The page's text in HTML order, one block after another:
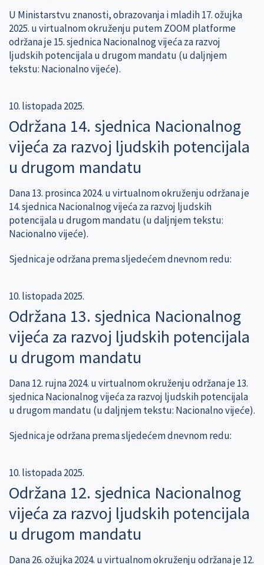
U Ministarstvu znanosti, obrazovanja i mladih 17. ožujka
2025. u virtualnom okruženju putem ZOOM platforme
održana je 15. sjednica Nacionalnog vijeća za razvoj
ljudskih potencijala u drugom mandatu (u daljnjem
tekstu: Nacionalno vijeće).
10. listopada 2025.
Održana 14. sjednica Nacionalnog
vijeća za razvoj ljudskih potencijala
u drugom mandatu
Dana 13. prosinca 2024. u virtualnom okruženju održana je
14. sjednica Nacionalnog vijeća za razvoj ljudskih
potencijala u drugom mandatu (u daljnjem tekstu:
Nacionalno vijeće).
Sjednica je održana prema sljedećem dnevnom redu:
10. listopada 2025.
Održana 13. sjednica Nacionalnog
vijeća za razvoj ljudskih potencijala
u drugom mandatu
Dana 12. rujna 2024. u virtualnom okruženju održana je 13.
sjednica Nacionalnog vijeća za razvoj ljudskih potencijala
u drugom mandatu (u daljnjem tekstu: Nacionalno vijeće).
Sjednica je održana prema sljedećem dnevnom redu:
10. listopada 2025.
Održana 12. sjednica Nacionalnog
vijeća za razvoj ljudskih potencijala
u drugom mandatu
Dana 26. ožujka 2024. u virtualnom okruženju održana je 12.